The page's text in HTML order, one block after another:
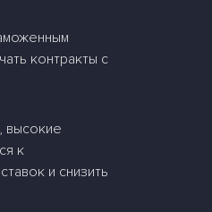
контракты с
высокие
к
и снизить